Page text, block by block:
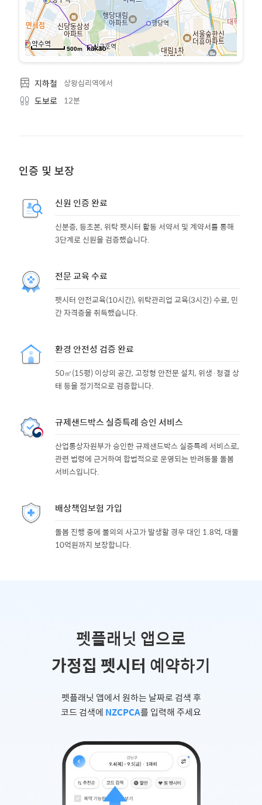
500m
지하철 상왕십리역에서
도보로 12분
인증 및 보장
신원 인증 완료
신분증, 등초본, 위탁 펫시터 활동 서약서 및 계약서를 통해
3단계로 신원을 검증했습니다.
전문 교육 수료
펫시터 안전교육(10시간), 위탁관리업 교육(3시간) 수료, 민
간 자격증을 취득했습니다.
환경 안전성 검증 완료
50㎡(15평) 이상의 공간, 고정형 안전문 설치, 위생·청결 상
태 등을 정기적으로 검증합니다.
규제샌드박스 실증특례 승인 서비스
산업통상자원부가 승인한 규제샌드박스 실증특례 서비스로,
관련 법령에 근거하여 합법적으로 운영되는 반려동물 돌봄
서비스입니다.
배상책임보험 가입
돌봄 진행 중에 불의의 사고가 발생할 경우 대인 1.8억, 대물
10억원까지 보장합니다.
펫플래닛 앱으로
가정집 펫시터 예약하기
펫플래닛 앱에서 원하는 날짜로 검색 후
코드 검색에 NZCPCA를 입력해 주세요